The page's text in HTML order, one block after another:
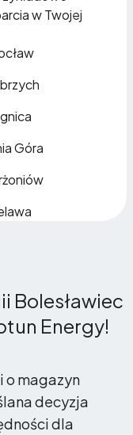
w Twojej
Góra
Bolesławiec
Energy!
o magazyn
decyzja
dla